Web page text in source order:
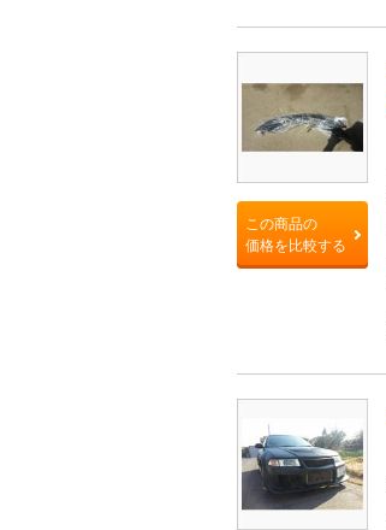
この商品の
価格を比較する